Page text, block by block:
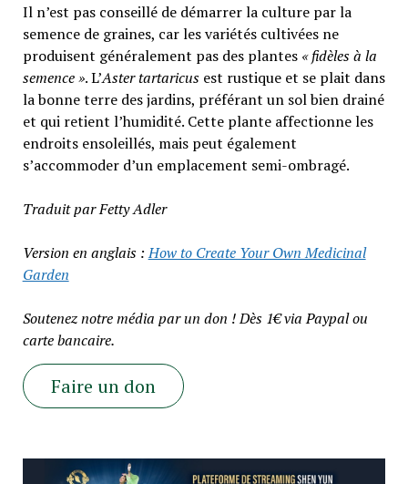
Il n’est pas conseillé de démarrer la culture par la
semence de graines, car les variétés cultivées ne
produisent généralement pas des plantes « fidèles à la
semence ». L’Aster tartaricus est rustique et se plait dans
la bonne terre des jardins, préférant un sol bien drainé
et qui retient l’humidité. Cette plante affectionne les
endroits ensoleillés, mais peut également
s’accommoder d’un emplacement semi-ombragé.
Traduit par Fetty Adler
Version en anglais :How to Create Your Own Medicinal
Garden
Soutenez notre média par un don ! Dès 1€ via Paypal ou
carte bancaire.
Faire un don